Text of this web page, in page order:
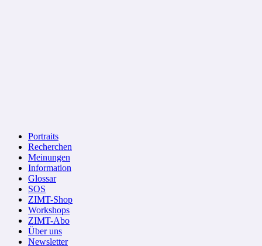
Portraits
Recherchen
Meinungen
Information
Glossar
SOS
ZIMT-Shop
Workshops
ZIMT-Abo
Über uns
Newsletter